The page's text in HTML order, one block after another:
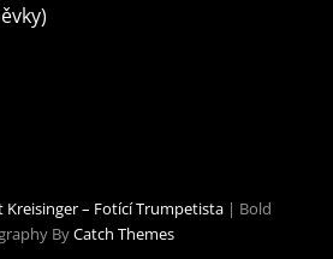
Kreisinger – Fotící Trumpetista | Bold
ByCatch Themes